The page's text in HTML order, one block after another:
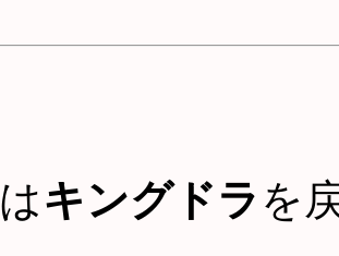
はキングドラ を